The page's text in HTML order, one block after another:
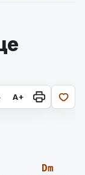
A+
Dm